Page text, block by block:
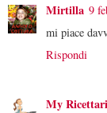
Mirtilla 9
mi piace
Rispondi
My